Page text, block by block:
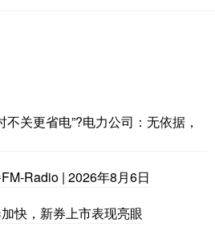
关更省电”?电力公司：无依据，
Radio | 2026年8月6日
快，新券上市表现亮眼